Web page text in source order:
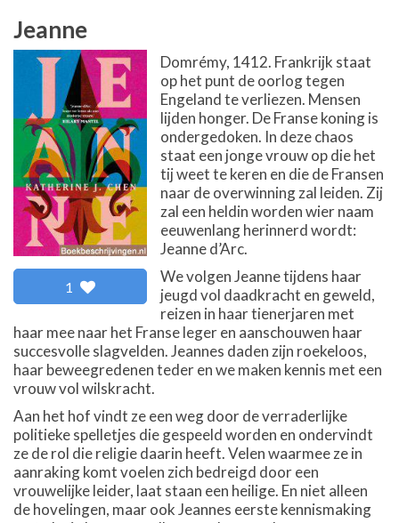
Jeanne
1
Domrémy, 1412. Frankrijk staat
op het punt de oorlog tegen
Engeland te verliezen. Mensen
lijden honger. De Franse koning is
ondergedoken. In deze chaos
staat een jonge vrouw op die het
tij weet te keren en die de Fransen
naar de overwinning zal leiden. Zij
zal een heldin worden wier naam
eeuwenlang herinnerd wordt:
Jeanne d’Arc.
We volgen Jeanne tijdens haar
jeugd vol daadkracht en geweld,
reizen in haar tienerjaren met
haar mee naar het Franse leger en aanschouwen haar
succesvolle slagvelden. Jeannes daden zijn roekeloos,
haar beweegredenen teder en we maken kennis met een
vrouw vol wilskracht.
Aan het hof vindt ze een weg door de verraderlijke
politieke spelletjes die gespeeld worden en ondervindt
ze de rol die religie daarin heeft. Velen waarmee ze in
aanraking komt voelen zich bedreigd door een
vrouwelijke leider, laat staan een heilige. En niet alleen
de hovelingen, maar ook Jeannes eerste kennismaking